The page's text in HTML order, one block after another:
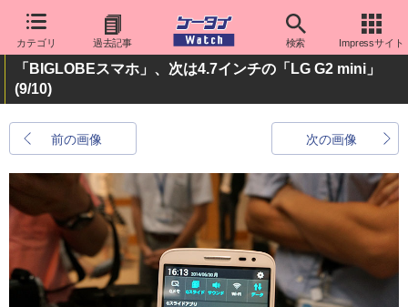
カテゴリ 過去記事 検索 Impressサイト
「BIGLOBEスマホ」、次は4.7インチの「LG G2 mini」
(9/10)
前の画像 次の画像